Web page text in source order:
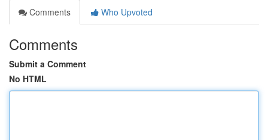
Comments
Who Upvoted
Comments
Submit a Comment
No HTML